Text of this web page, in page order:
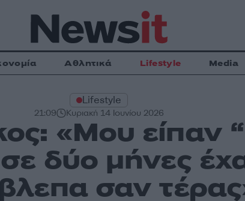
Αθλητικά Lifestyle Media
Lifestyle
21:09 Κυριακή 14 Ιουνίου 2026
«Μου είπαν
σε δύο μήνες
σαν